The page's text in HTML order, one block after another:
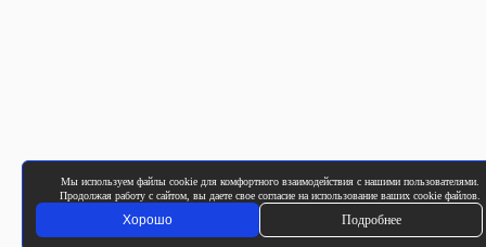
Мы используем файлы cookie для комфортного взаимодействия с нашими пользователями.
Продолжая работу с сайтом, вы даете свое согласие на использование ваших cookie файлов.
Хорошо Подробнее